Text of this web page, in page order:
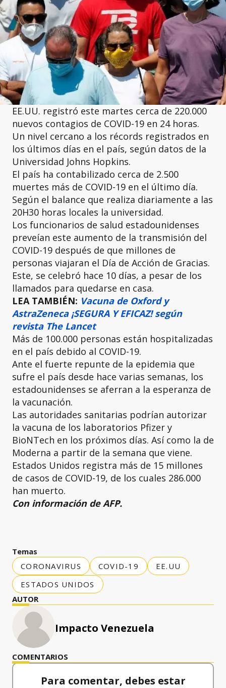
EE.UU. registró este martes cerca de 220.000
nuevos contagios de COVID-19 en 24 horas.
Un nivel cercano a los récords registrados en
los últimos días en el país, según datos de la
Universidad Johns Hopkins.
El país ha contabilizado cerca de 2.500
muertes más de COVID-19 en el último día.
Según el balance que realiza diariamente a las
20H30 horas locales la universidad.
Los funcionarios de salud estadounidenses
preveían este aumento de la transmisión del
COVID-19 después de que millones de
personas viajaran el Día de Acción de Gracias.
Este, se celebró hace 10 días, a pesar de los
llamados para quedarse en casa.
LEA TAMBIÉN: Vacuna de Oxford y
AstraZeneca ¡SEGURA Y EFICAZ! según
revista The Lancet
Más de 100.000 personas están hospitalizadas
en el país debido al COVID-19.
Ante el fuerte repunte de la epidemia que
sufre el país desde hace varias semanas, los
estadounidenses se aferran a la esperanza de
la vacunación.
Las autoridades sanitarias podrían autorizar
la vacuna de los laboratorios Pfizer y
BioNTech en los próximos días. Así como la de
Moderna a partir de la semana que viene.
Estados Unidos registra más de 15 millones
de casos de COVID-19, de los cuales 286.000
han muerto.
Con información de AFP.
Temas
CORONAVIRUS
COVID-19
EE.UU
ESTADOS UNIDOS
AUTOR
Impacto Venezuela
COMENTARIOS
Para comentar, debes estar